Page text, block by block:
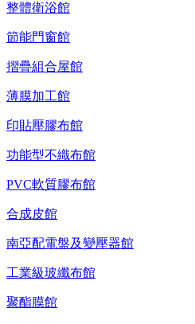
整體衛浴館
節能門窗館
摺疊組合屋館
薄膜加工館
印貼壓膠布館
功能型不織布館
PVC軟質膠布館
合成皮館
南亞配電盤及變壓器館
工業級玻纖布館
聚酯膜館